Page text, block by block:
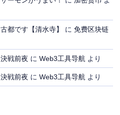
都です【清水寺】 に 免费区块链
戦前夜 に Web3工具导航 より
戦前夜 に Web3工具导航 より